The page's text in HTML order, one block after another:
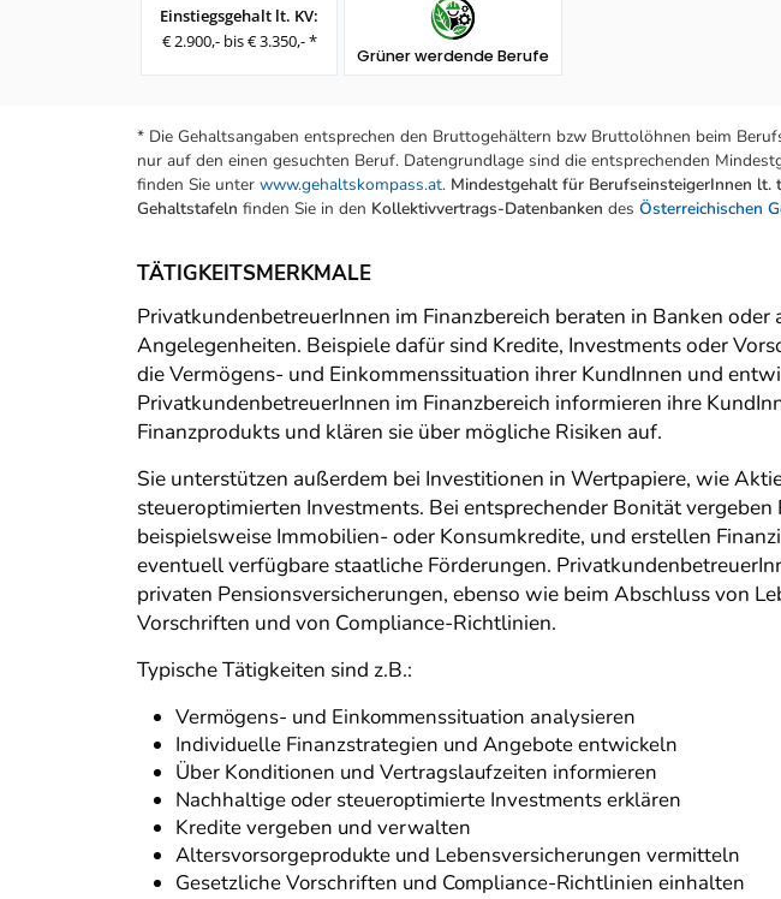
Einstiegsgehalt lt. KV:
€ 2.900,- bis € 3.350,- *
Grüner werdende Berufe
* Die Gehaltsangaben entsprechen den Bruttogehältern bzw Bruttolöhnen beim
nur auf den einen gesuchten Beruf. Datengrundlage sind die entsprechenden
finden Sie unter www.gehaltskompass.at. Mindestgehalt für BerufseinsteigerInnen
Gehaltstafeln finden Sie in den Kollektivvertrags-Datenbanken des Österreichischen
TÄTIGKEITSMERKMALE
PrivatkundenbetreuerInnen im Finanzbereich beraten in Banken
Angelegenheiten. Beispiele dafür sind Kredite, Investments oder
die Vermögens- und Einkommenssituation ihrer KundInnen und
PrivatkundenbetreuerInnen im Finanzbereich informieren ihre
Finanzprodukts und klären sie über mögliche Risiken auf.
Sie unterstützen außerdem bei Investitionen in Wertpapiere, wie
steueroptimierten Investments. Bei entsprechender Bonität
beispielsweise Immobilien- oder Konsumkredite, und erstellen
eventuell verfügbare staatliche Förderungen.
privaten Pensionsversicherungen, ebenso wie beim Abschluss von
Vorschriften und von Compliance-Richtlinien.
Typische Tätigkeiten sind z.B.:
Vermögens- und Einkommenssituation analysieren
Individuelle Finanzstrategien und Angebote entwickeln
Über Konditionen und Vertragslaufzeiten informieren
Nachhaltige oder steueroptimierte Investments erklären
Kredite vergeben und verwalten
Altersvorsorgeprodukte und Lebensversicherungen vermitteln
Gesetzliche Vorschriften und Compliance-Richtlinien einhalten